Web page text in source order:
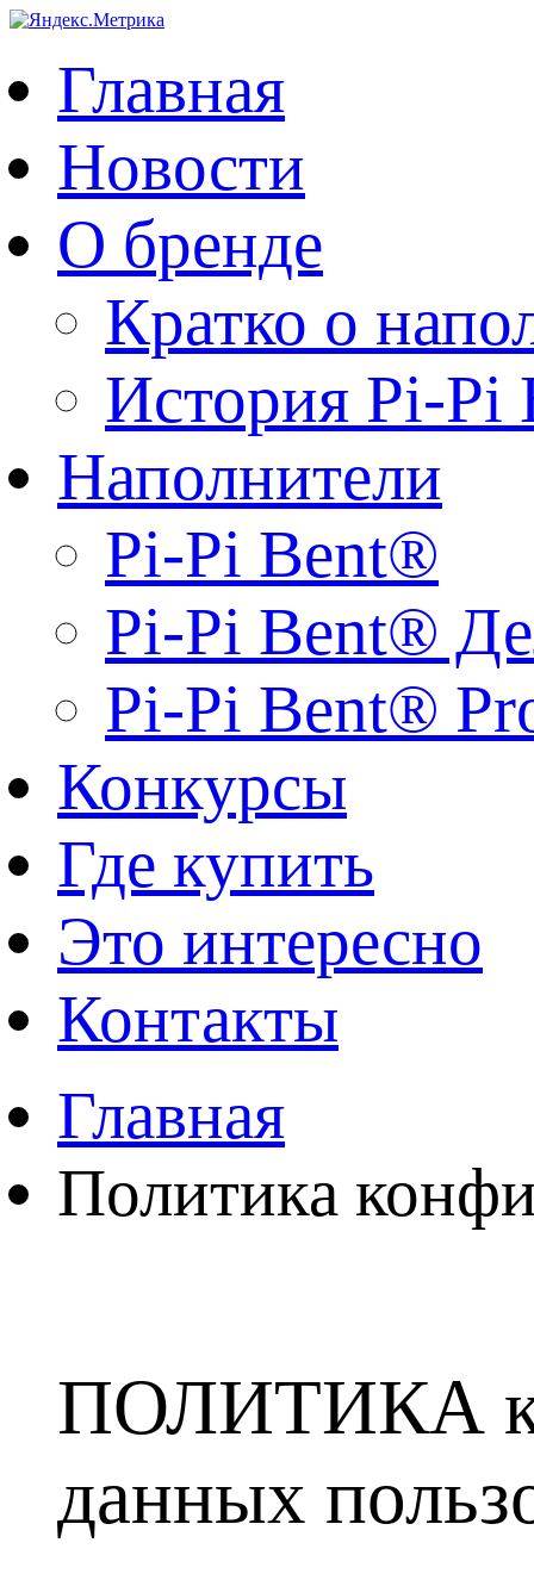
Главная
Новости
О бренде
Кратко о
История Pi-Pi
Наполнители
Pi-Pi Bent®
Pi-Pi Bent®
Pi-Pi Bent®
Конкурсы
Где купить
Это интересно
Контакты
Главная
Политика
ПОЛИТИКА
данных